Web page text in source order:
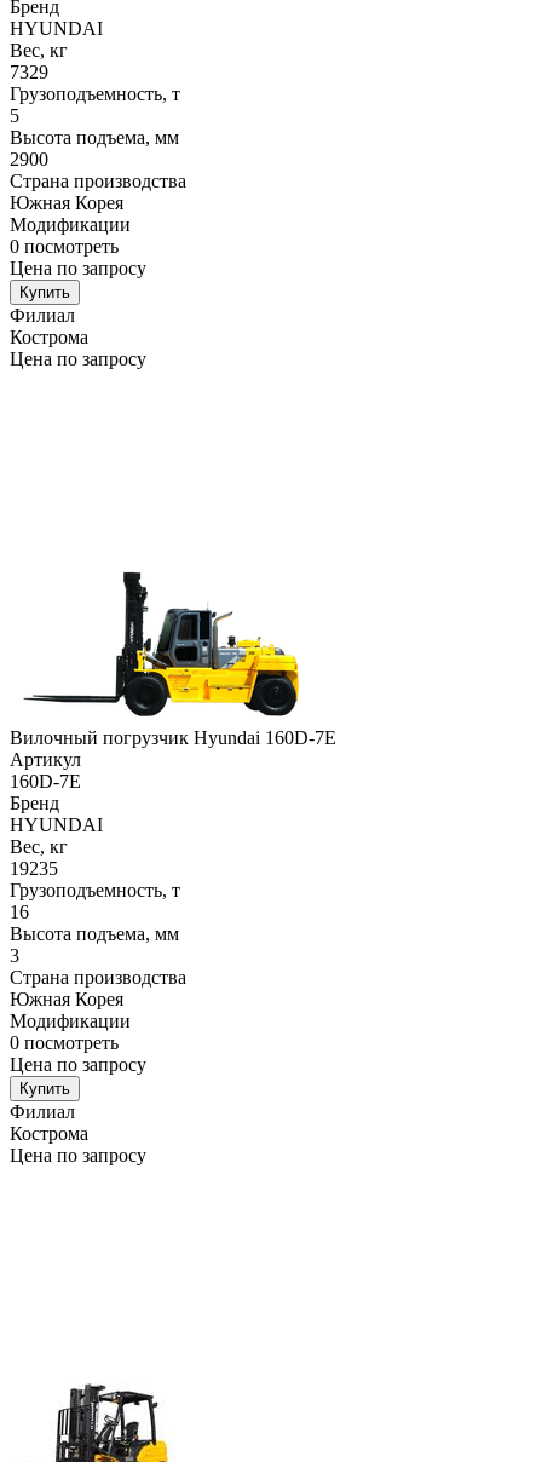
Бренд
HYUNDAI
Вес, кг
7329
Грузоподъемность, т
5
Высота подъема, мм
2900
Страна производства
Южная Корея
Модификации
0 посмотреть
Цена по запросу
Купить
Филиал
Кострома
Цена по запросу
Вилочный погрузчик Hyundai 160D-7E
Артикул
160D-7E
Бренд
HYUNDAI
Вес, кг
19235
Грузоподъемность, т
16
Высота подъема, мм
3
Страна производства
Южная Корея
Модификации
0 посмотреть
Цена по запросу
Купить
Филиал
Кострома
Цена по запросу